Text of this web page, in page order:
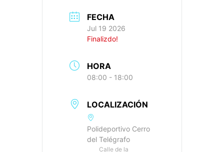
FECHA
Jul 19 2026
Finalizdo!
HORA
08:00 - 18:00
LOCALIZACIÓN
Polideportivo Cerro
del Telégrafo
Calle de la